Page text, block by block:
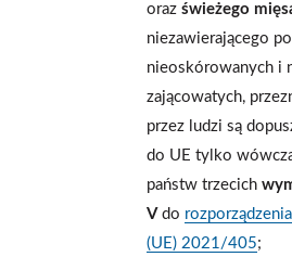
oraz świeżego
niezawierającego
nieoskórowanych i
zającowatych,
przez ludzi są
do UE tylko
państw trzecich
V do
(UE) 2021/405;